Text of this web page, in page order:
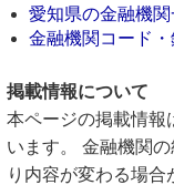
愛知県の金融機関
金融機関コード
掲載情報について
本ページの掲載情報
います。 金融機関
り内容が変わる場合